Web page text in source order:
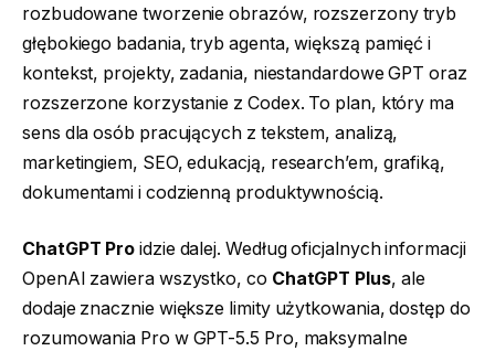
rozbudowane tworzenie obrazów, rozszerzony tryb
głębokiego badania, tryb agenta, większą pamięć i
kontekst, projekty, zadania, niestandardowe GPT oraz
rozszerzone korzystanie z Codex. To plan, który ma
sens dla osób pracujących z tekstem, analizą,
marketingiem, SEO, edukacją, research’em, grafiką,
dokumentami i codzienną produktywnością.
ChatGPT Pro idzie dalej. Według oficjalnych informacji
OpenAI zawiera wszystko, co ChatGPT Plus, ale
dodaje znacznie większe limity użytkowania, dostęp do
rozumowania Pro w GPT-5.5 Pro, maksymalne